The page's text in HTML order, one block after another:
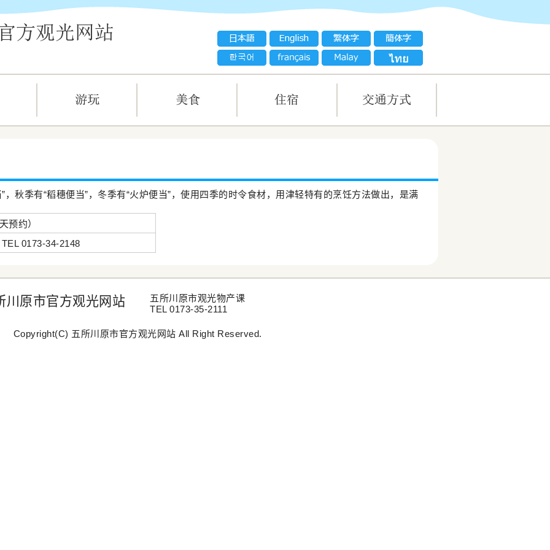
，秋季有“稻穗便当”，冬季有“火炉便当”，使用四季的时令食材，用津轻特有的烹饪方法做出，是满
预约）
0173-34-2148
川原市官方观光网站
五所川原市观光物产课
TEL 0173-35-2111
Copyright(C) 五所川原市官方观光网站 All Right Reserved.